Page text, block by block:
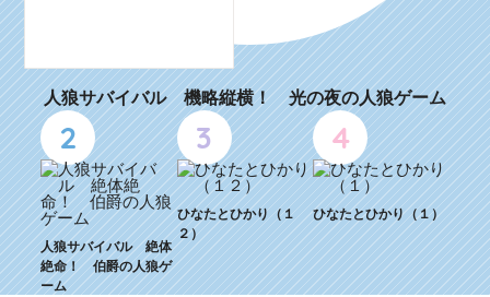
人狼サバイバル 機略縦横！ 光の夜の人狼ゲーム
2
人狼サバイバル 絶体
絶命！ 伯爵の人狼ゲ
ーム
3
ひなたとひかり（１
２）
4
ひなたとひかり（１）